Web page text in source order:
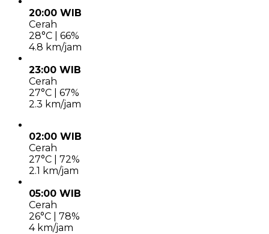
20:00 WIB
Cerah
28°C | 66%
4.8 km/jam
23:00 WIB
Cerah
27°C | 67%
2.3 km/jam
02:00 WIB
Cerah
27°C | 72%
2.1 km/jam
05:00 WIB
Cerah
26°C | 78%
4 km/jam